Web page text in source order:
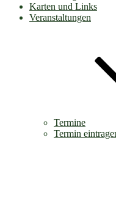
Karten und Links
Veranstaltungen
Termine
Termin